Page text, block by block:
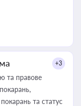
+3
та правове
та статус